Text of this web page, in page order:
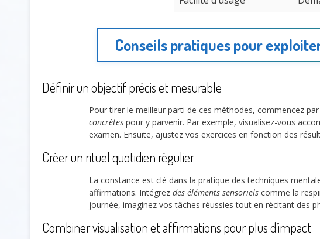
Conseils pratiques pour
Définir un objectif précis et mesurable
Pour tirer le meilleur parti de ces méthodes, commencez par
concrètes pour y parvenir. Par exemple, visualisez-vous
examen. Ensuite, ajustez vos exercices en fonction des
Créer un rituel quotidien régulier
La constance est clé dans la pratique des techniques
affirmations. Intégrez des éléments sensoriels comme la
journée, imaginez vos tâches réussies tout en récitant des
Combiner visualisation et affirmations pour plus d’impact